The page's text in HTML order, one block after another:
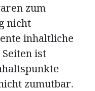
zum
nicht
inhaltliche
ist
zumutbar.